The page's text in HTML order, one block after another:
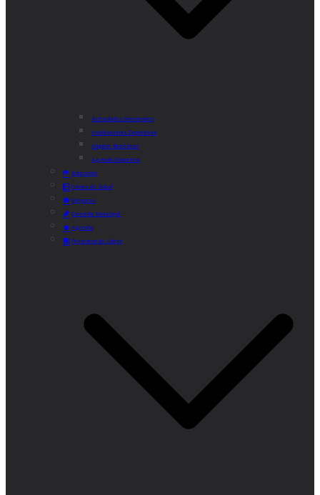
Actividades Semanales
Instalaciones Deportivas
Alquiler Bicicletas
Agenda Deportiva
Educación
Centro de Salud
Mayores
Comedor Municipal
Agenda
Préstamo de Libros